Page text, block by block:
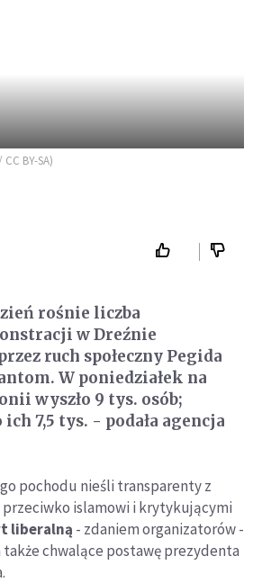
BY-SA)
rośnie liczba
w Dreźnie
ruch społeczny Pegida
W poniedziałek na
wyszło 9 tys. osób;
7,5 tys. - podała agencja
pochodu nieśli transparenty z
przeciwko islamowi i krytykującymi
liberalną - zdaniem organizatorów -
chwalące postawę prezydenta